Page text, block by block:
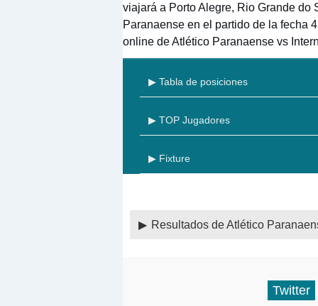
viajará a Porto Alegre, Rio Grande do
Paranaense en el partido de la fecha
online de Atlético Paranaense vs
▶ Tabla de posiciones
▶ TOP Jugadores
▶ Fixture
Resultados de Atlético
Twitter